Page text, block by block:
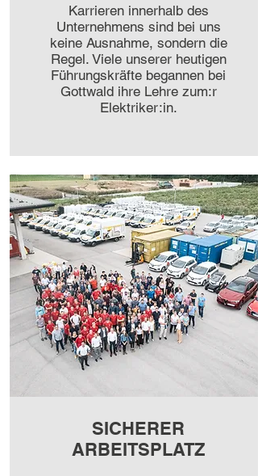
Karrieren innerhalb des
Unternehmens sind bei uns
keine Ausnahme, sondern die
Regel. Viele unserer heutigen
Führungskräfte begannen bei
Gottwald ihre Lehre zum:r
Elektriker:in.
SICHERER
ARBEITSPLATZ